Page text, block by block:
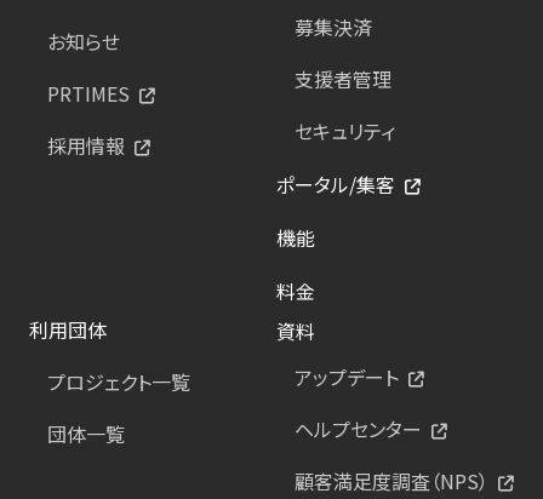
お知らせ
PRTIMES
採用情報
募集決済
支援者管理
セキュリティ
ポータル/集客
機能
料金
利用団体
プロジェクト一覧
団体一覧
資料
アップデート
ヘルプセンター
顧客満足度調査（NPS）